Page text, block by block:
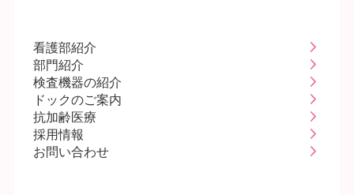
看護部紹介
部門紹介
検査機器の紹介
ドックのご案内
抗加齢医療
採用情報
お問い合わせ